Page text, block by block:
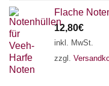
Flache
12,80€
inkl. MwSt.
zzgl.